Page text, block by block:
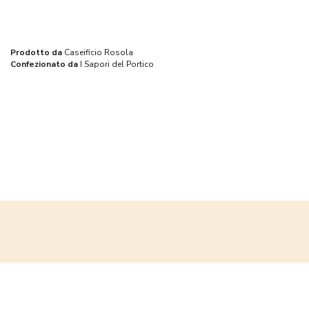
Prodotto da Caseificio Rosola
Confezionato da I Sapori del Portico